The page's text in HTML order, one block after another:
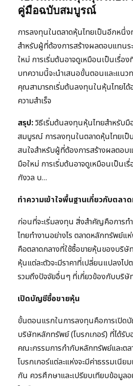
คู่มือฉบับสมบูรณ์
การลงทุนในตลาดหุ้นไทยเป็นอีกหนึ่ง
สำหรับผู้ที่ต้องการสร้างผลตอบแทนร
ใหม่ การเริ่มต้นอาจดูเหมือนเป็นเรื่อ
บทความนี้จะนำเสนอขั้นตอนและแนว
คุณสามารถเริ่มต้นลงทุนในหุ้นไทยได้
ความสำเร็จ
สรุป:วิธีเริ่มต้นลงทุนหุ้นไทยสำหรับ
สมบูรณ์ การลงทุนในตลาดหุ้นไทยเป็
สนใจสำหรับผู้ที่ต้องการสร้างผลตอบ
มือใหม่ การเริ่มต้นอาจดูเหมือนเป็นเ
กังวล บ…
ทำความเข้าใจพื้นฐานเกี่ยวกับตลา
ก่อนที่จะเริ่มลงทุน สิ่งสำคัญคือการทำ
ไทยทำงานอย่างไร ตลาดหลักทรัพย์แ
คือตลาดกลางที่ใช้ซื้อขายหุ้นของบริษั
หุ้นแต่ละตัวจะมีราคาที่เปลี่ยนแปลงไ
รวมถึงปัจจัยอื่นๆ ที่เกี่ยวข้องกับบริษั
เปิดบัญชีซื้อขายหุ้น
ขั้นตอนแรกในการลงทุนคือการเปิด
บริษัทหลักทรัพย์ (โบรกเกอร์) ที่ได้รั
คณะกรรมการกำกับหลักทรัพย์และต
โบรกเกอร์แต่ละแห่งจะมีค่าธรรมเนีย
กัน ควรศึกษาและเปรียบเทียบข้อมูล